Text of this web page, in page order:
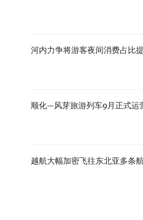
河内力争将游客夜间消费占比
顺化—风芽旅游列车9月正式运
越航大幅加密飞往东北亚多条